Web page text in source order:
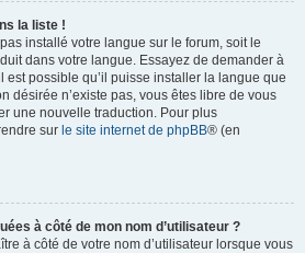
la liste !
installé votre langue sur le forum, soit le
dans votre langue. Essayez de demander à
est possible qu’il puisse installer la langue que
désirée n’existe pas, vous êtes libre de vous
une nouvelle traduction. Pour plus
sur le site internet de phpBB® (en
à côté de mon nom d’utilisateur ?
à côté de votre nom d’utilisateur lorsque vous